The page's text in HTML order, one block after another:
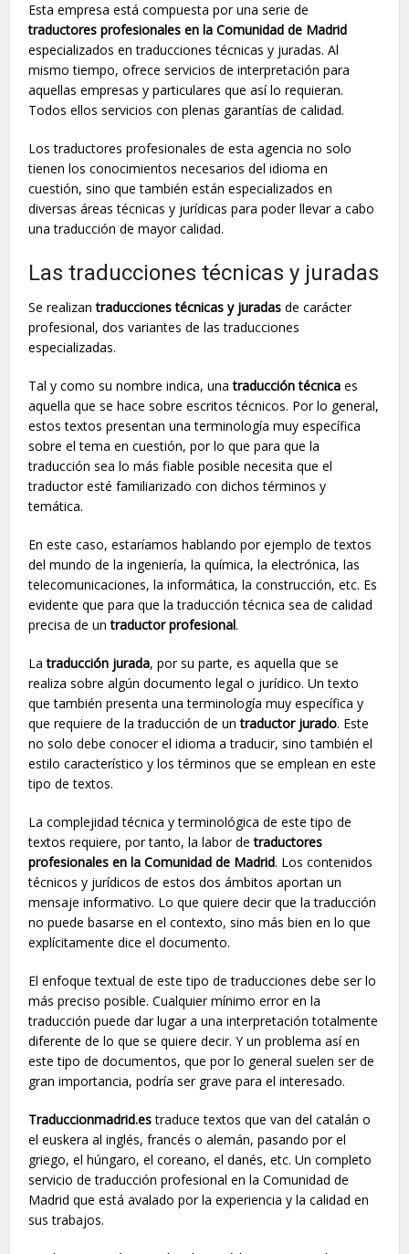
Esta empresa está compuesta por una serie de
traductores profesionales en la Comunidad de Madrid
especializados en traducciones técnicas y juradas. Al
mismo tiempo, ofrece servicios de interpretación para
aquellas empresas y particulares que así lo requieran.
Todos ellos servicios con plenas garantías de calidad.
Los traductores profesionales de esta agencia no solo
tienen los conocimientos necesarios del idioma en
cuestión, sino que también están especializados en
diversas áreas técnicas y jurídicas para poder llevar a cabo
una traducción de mayor calidad.
Las traducciones técnicas y juradas
Se realizan traducciones técnicas y juradas de carácter
profesional, dos variantes de las traducciones
especializadas.
Tal y como su nombre indica, unatraducción técnica es
aquella que se hace sobre escritos técnicos. Por lo general,
estos textos presentan una terminología muy específica
sobre el tema en cuestión, por lo que para que la
traducción sea lo más fiable posible necesita que el
traductor esté familiarizado con dichos términos y
temática.
En este caso, estaríamos hablando por ejemplo de textos
del mundo de la ingeniería, la química, la electrónica, las
telecomunicaciones, la informática, la construcción, etc. Es
evidente que para que la traducción técnica sea de calidad
precisa de untraductor profesional.
Latraducción jurada, por su parte, es aquella que se
realiza sobre algún documento legal o jurídico. Un texto
que también presenta una terminología muy específica y
que requiere de la traducción de untraductor jurado. Este
no solo debe conocer el idioma a traducir, sino también el
estilo característico y los términos que se emplean en este
tipo de textos.
La complejidad técnica y terminológica de este tipo de
textos requiere, por tanto, la labor detraductores
profesionales en la Comunidad de Madrid. Los contenidos
técnicos y jurídicos de estos dos ámbitos aportan un
mensaje informativo. Lo que quiere decir que la traducción
no puede basarse en el contexto, sino más bien en lo que
explícitamente dice el documento.
El enfoque textual de este tipo de traducciones debe ser lo
más preciso posible. Cualquier mínimo error en la
traducción puede dar lugar a una interpretación totalmente
diferente de lo que se quiere decir. Y un problema así en
este tipo de documentos, que por lo general suelen ser de
gran importancia, podría ser grave para el interesado.
Traduccionmadrid.estraduce textos que van del catalán o
el euskera al inglés, francés o alemán, pasando por el
griego, el húngaro, el coreano, el danés, etc. Un completo
servicio de traducción profesional en la Comunidad de
Madrid que está avalado por la experiencia y la calidad en
sus trabajos.